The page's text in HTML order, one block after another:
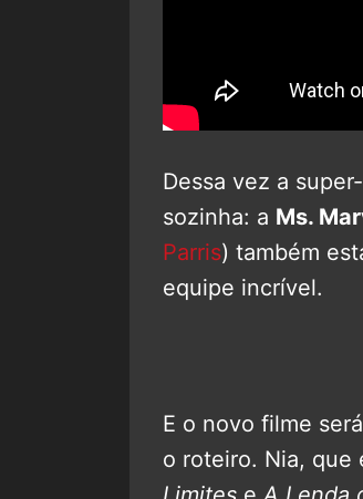
Dessa vez a
sozinha: a Ms.
Parris) também
equipe incrível.
E o novo filme
o roteiro. Nia, que